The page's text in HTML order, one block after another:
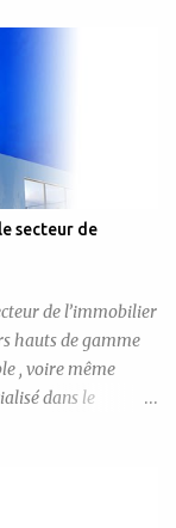
secteur de
de l’immobilier
hauts de gamme
, voire même
dans le